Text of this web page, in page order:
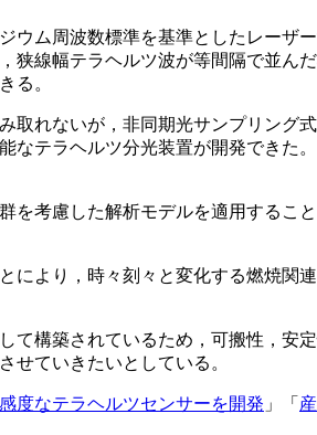
ム周波数標準を基準としたレーザ
線幅テラヘルツ波が等間隔で並ん
る。
れないが，非同期光サンプリング
テラヘルツ分光装置が開発できた
考慮した解析モデルを適用するこ
より，時々刻々と変化する燃焼関
構築されているため，可搬性，安
せていきたいとしている。
度なテラヘルツセンサーを開発 」「